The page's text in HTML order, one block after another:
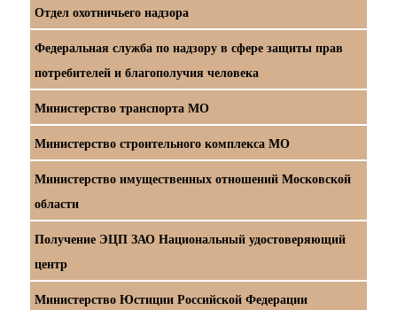
Отдел охотничьего надзора
Федеральная служба по надзору в сфере защиты прав
потребителей и благополучия человека
Министерство транспорта МО
Министерство строительного комплекса МО
Министерство имущественных отношений Московской
области
Получение ЭЦП ЗАО Национальный удостоверяющий
центр
Министерство Юстиции Российской Федерации